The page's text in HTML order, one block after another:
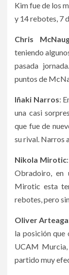
Kim fue de los
y 14 rebotes, 7
Chris
teniendo
pasada
puntos de
Iñaki Narros:
una casi
que fue de
su rival. Narros
Nikola Mirotic
Obradoiro, en
Mirotic esta
rebotes, pero
Oliver Arteaga
la posición que
UCAM
partido muy